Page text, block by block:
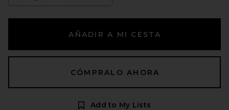
AÑADIR A MI CESTA
CÓMPRALO AHORA
Add to My Lists